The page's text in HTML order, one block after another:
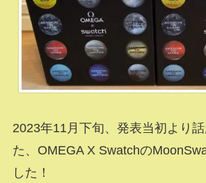
2023年11月下旬、発表当初より
た、OMEGA X Swatchの
した！